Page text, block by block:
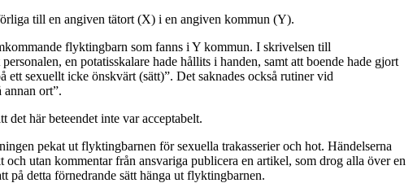
till en angiven tätort (X) i en angiven kommun (Y).
flyktingbarn som fanns i Y kommun. I skrivelsen till
en potatisskalare hade hållits i handen, samt att boende hade gjort
ett sexuellt icke önskvärt (sätt)”. Det saknades också rutiner vid
ort”.
här beteendet inte var acceptabelt.
pekat ut flyktingbarnen för sexuella trakasserier och hot. Händelserna
utan kommentar från ansvariga publicera en artikel, som drog alla över en
på detta förnedrande sätt hänga ut flyktingbarnen.